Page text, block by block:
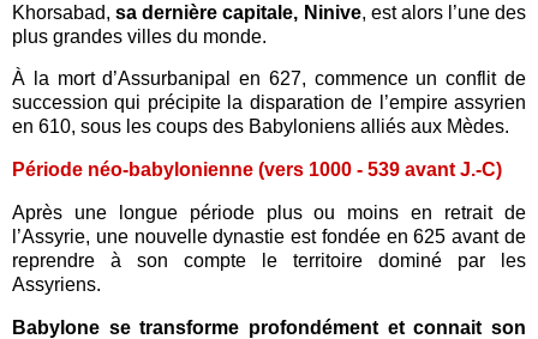
Khorsabad,sa dernière capitale, Ninive, est alors l’une des
plus grandes villes du monde.
À la mort d’Assurbanipal en 627, commence un conflit de
succession qui précipite la disparation de l’empire assyrien
en 610, sous les coups des Babyloniens alliés aux Mèdes.
Période néo-babylonienne (vers 1000 - 539 avant J.-C)
Après une longue période plus ou moins en retrait de
l’Assyrie, une nouvelle dynastie est fondée en 625 avant de
reprendre à son compte le territoire dominé par les
Assyriens.
Babylone se transforme profondément et connait son